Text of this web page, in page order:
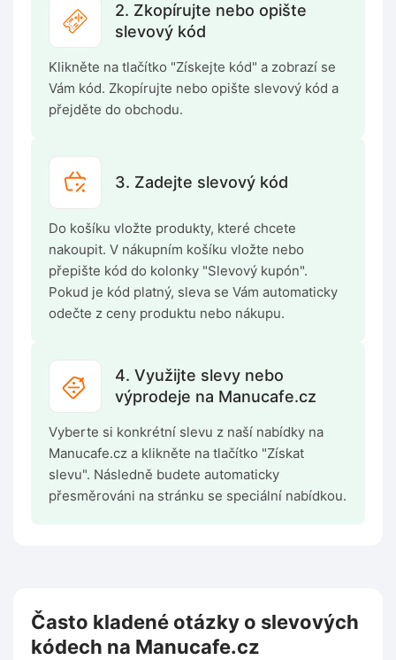
2. Zkopírujte nebo opište
slevový kód
Klikněte na tlačítko "Získejte kód" a zobrazí se
Vám kód. Zkopírujte nebo opište slevový kód a
přejděte do obchodu.
3. Zadejte slevový kód
Do košíku vložte produkty, které chcete
nakoupit. V nákupním košíku vložte nebo
přepište kód do kolonky "Slevový kupón".
Pokud je kód platný, sleva se Vám automaticky
odečte z ceny produktu nebo nákupu.
4. Využijte slevy nebo
výprodeje na Manucafe.cz
Vyberte si konkrétní slevu z naší nabídky na
Manucafe.cz a klikněte na tlačítko "Získat
slevu". Následně budete automaticky
přesměrováni na stránku se speciální nabídkou.
Často kladené otázky o slevových
kódech na Manucafe.cz